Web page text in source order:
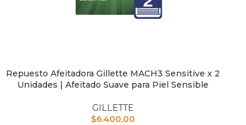
AÑADIR AL CARRITO
Repuesto Afeitadora Gillette MACH3 Sensitive x 2
Unidades | Afeitado Suave para Piel Sensible
GILLETTE
$6.400,00